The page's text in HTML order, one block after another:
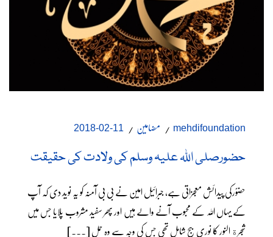
mehdifoundation مضامین 11-02-2018
حضورصلی اللہ علیہ وسلم کی ولادت کی حقیقت
حضوؐرکی پیدائش معجزاتی ہے، جبرائیل امین نے بی بی آمنہ کو یہ نوید دی کہ آپ
کے یہاں اللہ کے محبوب آنے والے ہیں اور پھر سفید مشروب پلایا جس میں
شجرة النور کا نوری بیج شامل تھی جس کی وجہ سے وہ حمل [...]